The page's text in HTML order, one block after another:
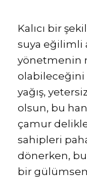
Kalıcı bir
suya eğilimli
yönetmenin
olabileceğini
yağış,
olsun, bu
çamur
sahipleri
dönerken,
bir